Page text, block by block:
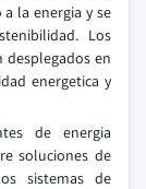
la energia y se
Los
desplegados en
energetica y
de energia
soluciones de
sistemas de